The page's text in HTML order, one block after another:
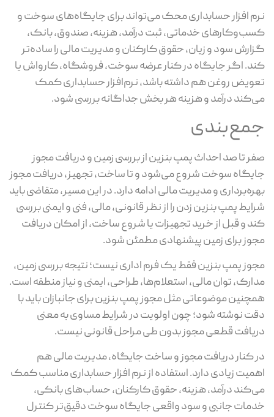
افزار حسابداری محک می‌تواند برای جایگاه‌های سوخت و
خدماتی، ثبت درآمد، هزینه، صندوق، بانک،
سود و زیان، حقوق کارکنان و مدیریت مالی را ساده‌تر
اگر جایگاه در کنار عرضه سوخت، فروشگاه، کارواش یا
روغن هم داشته باشد، نرم‌افزار حسابداری کمک
درآمد و هزینه هر بخش جداگانه بررسی شود.
تا صد احداث پمپ بنزین از بررسی زمین و دریافت مجوز
سوخت شروع می‌شود و تا ساخت، تجهیز، دریافت مجوز
و مدیریت مالی ادامه دارد. در این مسیر، متقاضی باید
پمپ بنزین زدن را از نظر قانونی، مالی، فنی و ایمنی بررسی
و قبل از خرید تجهیزات یا شروع ساخت، از امکان دریافت
برای زمین پیشنهادی مطمئن شود.
پمپ بنزین فقط یک فرم اداری نیست؛ نتیجه بررسی زمین،
توان مالی، استعلام‌ها، طراحی، ایمنی و نیاز منطقه است.
موضوعاتی مثل مجوز پمپ بنزین برای جانبازان باید با
نوشته شود؛ چون اولویت در شرایط مساوی به معنی
قطعی مجوز بدون طی مراحل قانونی نیست.
کنار دریافت مجوز و ساخت جایگاه، مدیریت مالی هم
زیادی دارد. استفاده از نرم افزار حسابداری مناسب کمک
درآمد، هزینه، حقوق کارکنان، حساب‌های بانکی،
جانبی و سود واقعی جایگاه سوخت دقیق‌تر کنترل